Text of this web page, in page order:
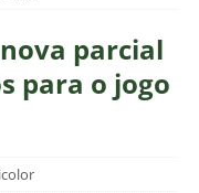
parcial
para o jogo